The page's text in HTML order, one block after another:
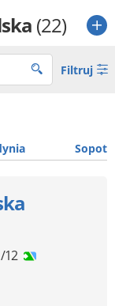
(22)
Filtruj
Sopot
12